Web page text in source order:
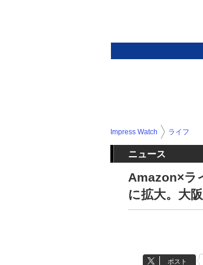
Impress Watch ライフ
ニュース
Amazon×ラ
に拡大。大
ポスト